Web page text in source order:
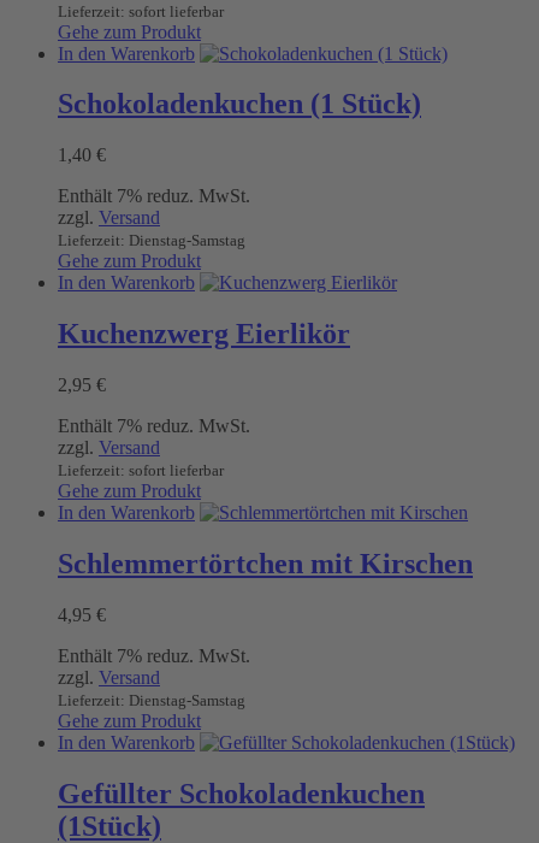
Lieferzeit: sofort lieferbar
Gehe zum Produkt
In den Warenkorb
Schokoladenkuchen (1 Stück)
1,40 €
Enthält 7% reduz. MwSt.
zzgl. Versand
Lieferzeit: Dienstag-Samstag
Gehe zum Produkt
In den Warenkorb
Kuchenzwerg Eierlikör
2,95 €
Enthält 7% reduz. MwSt.
zzgl. Versand
Lieferzeit: sofort lieferbar
Gehe zum Produkt
In den Warenkorb
Schlemmertörtchen mit Kirschen
4,95 €
Enthält 7% reduz. MwSt.
zzgl. Versand
Lieferzeit: Dienstag-Samstag
Gehe zum Produkt
In den Warenkorb
Gefüllter Schokoladenkuchen
(1Stück)